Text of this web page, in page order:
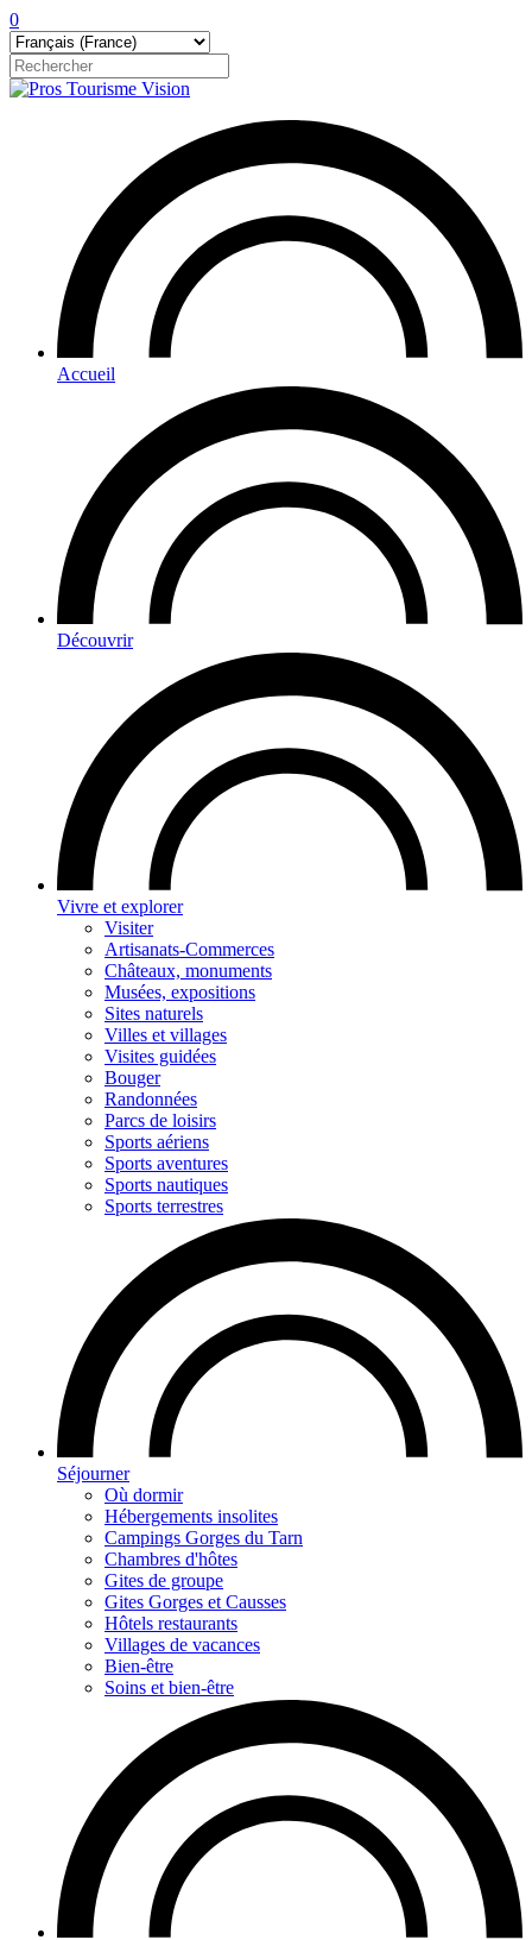
0
Accueil
Découvrir
Vivre et explorer
Visiter
Artisanats-Commerces
Châteaux, monuments
Musées, expositions
Sites naturels
Villes et villages
Visites guidées
Bouger
Randonnées
Parcs de loisirs
Sports aériens
Sports aventures
Sports nautiques
Sports terrestres
Séjourner
Où dormir
Hébergements insolites
Campings Gorges du Tarn
Chambres d'hôtes
Gites de groupe
Gites Gorges et Causses
Hôtels restaurants
Villages de vacances
Bien-être
Soins et bien-être